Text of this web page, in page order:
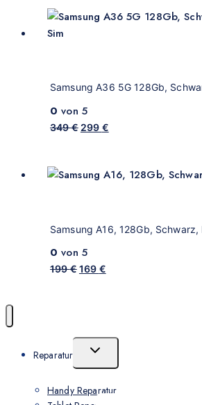
Samsung A36 5G 128Gb,
0 von 5
349€ 299 €
Samsung A16, 128Gb, Schwarz,
0 von 5
199€169 €
Reparatur
Handy Reparatur